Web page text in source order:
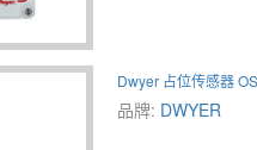
Dwyer 占位传感器
品牌: DWYER